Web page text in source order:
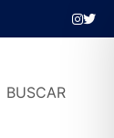
BUSCAR